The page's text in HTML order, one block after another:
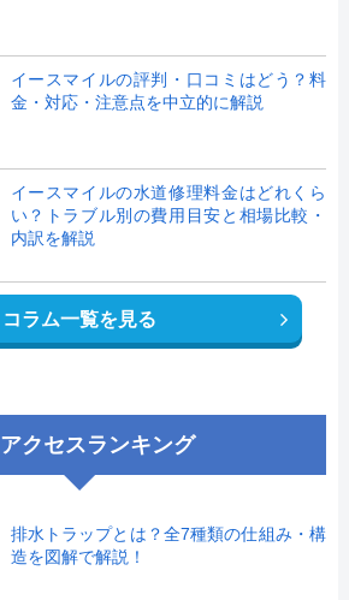
イースマイルの評判・口コミはどう？料
金・対応・注意点を中立的に解説
イースマイルの水道修理料金はどれくら
い？トラブル別の費用目安と相場比較・
内訳を解説
コラム一覧を見る
アクセスランキング
排水トラップとは？全7種類の仕組み・構
造を図解で解説！